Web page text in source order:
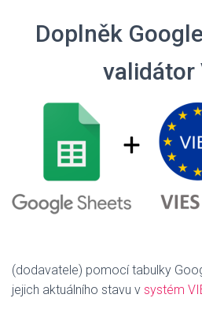
Doplněk
validátor
(dodavatele) pomocí tabulky
jejich aktuálního stavu v systém